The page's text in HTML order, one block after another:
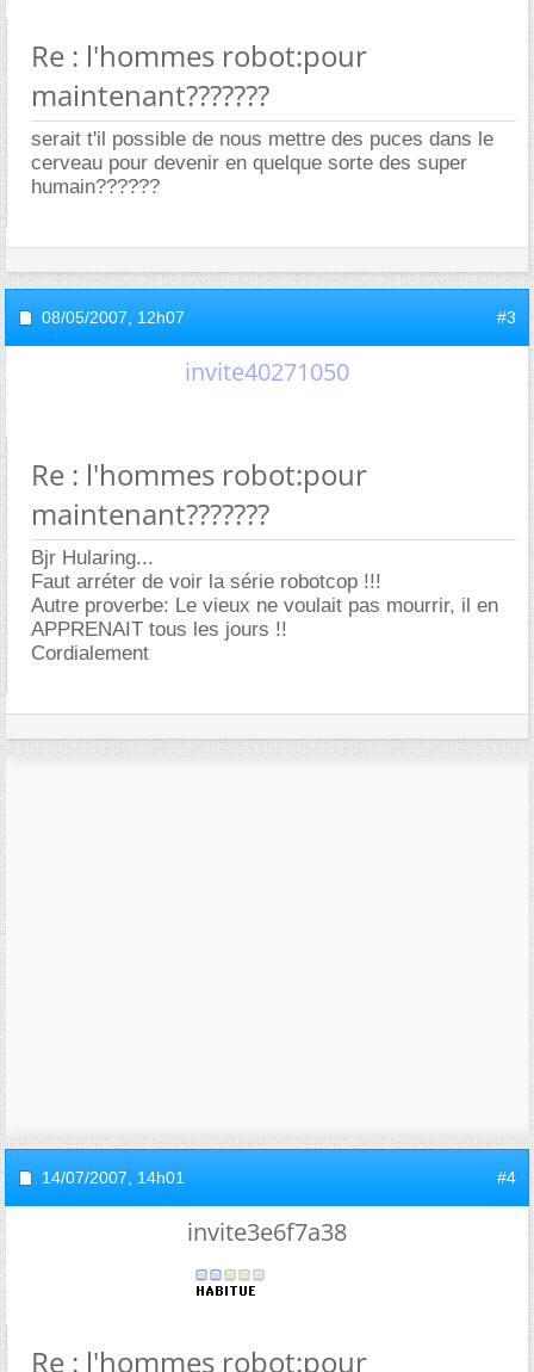
Re : l'hommes robot:pour
maintenant???????
serait t'il possible de nous mettre des puces dans le
cerveau pour devenir en quelque sorte des super
humain??????
08/05/2007, 12h07 #3
invite40271050
Re : l'hommes robot:pour
maintenant???????
Bjr Hularing...
Faut arréter de voir la série robotcop !!!
Autre proverbe: Le vieux ne voulait pas mourrir, il en
APPRENAIT tous les jours !!
Cordialement
14/07/2007, 14h01 #4
invite3e6f7a38
Re : l'hommes robot:pour